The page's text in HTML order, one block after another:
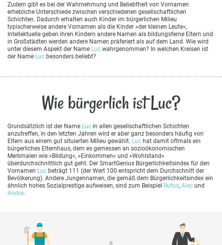
Zudem gibt es bei der Wahrnehmung und Beliebtheit von Vornamen
erhebliche Unterschiede zwischen verschiedenen gesellschaftlichen
Schichten. Dadurch erhalten auch Kinder im bürgerlichen Milieu
typischerweise andere Vornamen als die Kinder »der kleinen Leute«,
Intellektuelle geben ihren Kindern andere Namen als bildungsferne Eltern und
in Großstädten werden andere Namen präferiert als auf dem Land. Wie wird
unter diesem Aspekt der Name Luc wahrgenommen? In welchen Kreisen ist
der Name Luc besonders beliebt?
Wie bürgerlich ist Luc?
Grundsätzlich ist der Name Luc in allen gesellschaftlichen Schichten
anzutreffen, in den letzten Jahren wird er aber ganz besonders häufig von
Eltern aus einem gut situierten Milieu gewählt. Luc hat damit oftmals ein
bürgerliches Elternhaus, dem es gemessen an sozioökonomischen
Merkmalen wie »Bildung«, »Einkommen« und »Wohlstand«
überdurchschnittlich gut geht. Der SmartGenius Bürgerlichkeitsindex für den
Vornamen Luc beträgt 111 (der Wert 100 entspricht dem Durchschnitt der
Bevölkerung). Andere Jungennamen, die gemäß dem Bürgerlichkeitsindex ein
ähnlich hohes Sozialprestige aufweisen, sind zum Beispiel Rufus, Alec und
Andre.